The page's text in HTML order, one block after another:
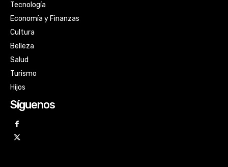
Tecnología
Economía y Finanzas
Cultura
Belleza
Salud
Turismo
Hijos
Síguenos